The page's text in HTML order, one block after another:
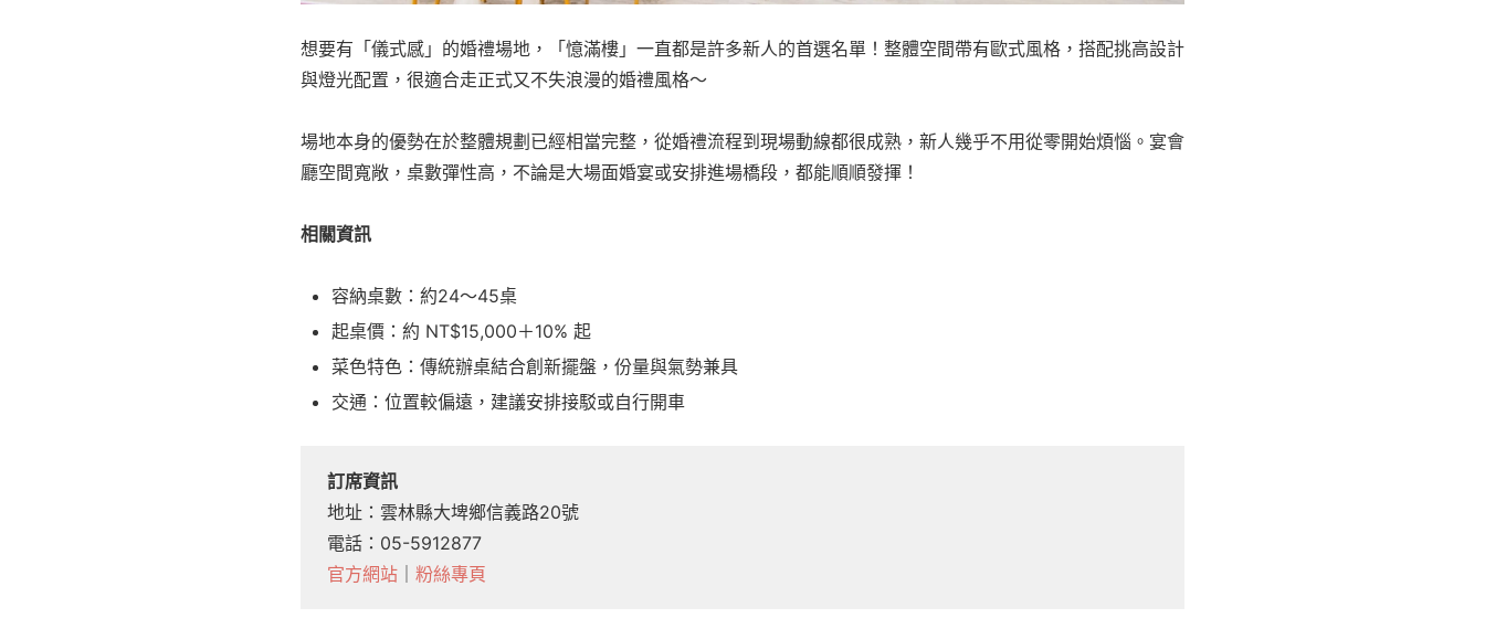
想要有「儀式感」的婚禮場地，「憶滿樓」一直都是許多新人的首選名單！整體空間帶有歐式風格，搭配挑高設計
與燈光配置，很適合走正式又不失浪漫的婚禮風格～
場地本身的優勢在於整體規劃已經相當完整，從婚禮流程到現場動線都很成熟，新人幾乎不用從零開始煩惱。宴會
廳空間寬敞，桌數彈性高，不論是大場面婚宴或安排進場橋段，都能順順發揮！
相關資訊
容納桌數：約24～45桌
起桌價：約 NT$15,000＋10% 起
菜色特色：傳統辦桌結合創新擺盤，份量與氣勢兼具
交通：位置較偏遠，建議安排接駁或自行開車
訂席資訊
地址：雲林縣大埤鄉信義路20號
電話：05-5912877
官方網站
粉絲專頁